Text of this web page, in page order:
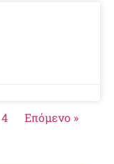
4 Επόμενο »